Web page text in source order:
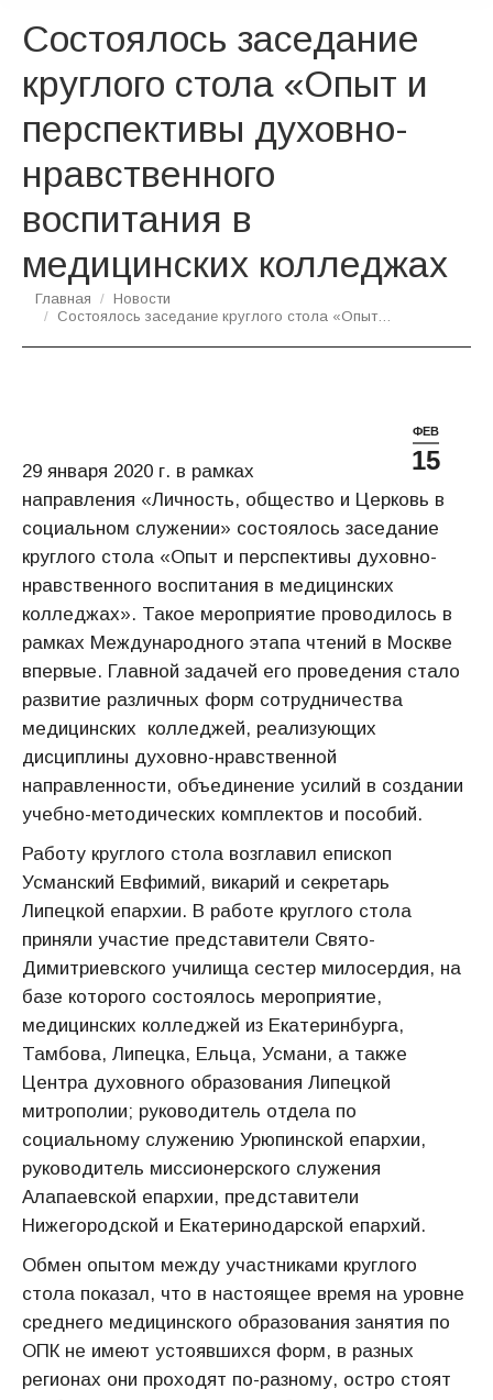
Состоялось заседание
круглого стола «Опыт и
перспективы духовно-
нравственного
воспитания в
медицинских колледжах
Вы здесь:
Главная
Новости
Состоялось заседание круглого стола «Опыт…
ФЕВ
15
29 января 2020 г. в рамках
направления «Личность, общество и Церковь в
социальном служении» состоялось заседание
круглого стола «Опыт и перспективы духовно-
нравственного воспитания в медицинских
колледжах». Такое мероприятие проводилось в
рамках Международного этапа чтений в Москве
впервые. Главной задачей его проведения стало
развитие различных форм сотрудничества
медицинских колледжей, реализующих
дисциплины духовно-нравственной
направленности, объединение усилий в создании
учебно-методических комплектов и пособий.
Работу круглого стола возглавил епископ
Усманский Евфимий, викарий и секретарь
Липецкой епархии. В работе круглого стола
приняли участие представители Свято-
Димитриевского училища сестер милосердия, на
базе которого состоялось мероприятие,
медицинских колледжей из Екатеринбурга,
Тамбова, Липецка, Ельца, Усмани, а также
Центра духовного образования Липецкой
митрополии; руководитель отдела по
социальному служению Урюпинской епархии,
руководитель миссионерского служения
Алапаевской епархии, представители
Нижегородской и Екатеринодарской епархий.
Обмен опытом между участниками круглого
стола показал, что в настоящее время на уровне
среднего медицинского образования занятия по
ОПК не имеют устоявшихся форм, в разных
регионах они проходят по-разному, остро стоят